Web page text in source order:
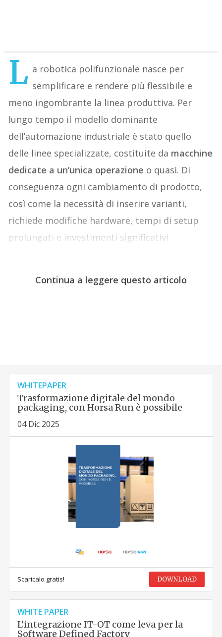
L a robotica polifunzionale nasce per
semplificare e rendere più flessibile e
meno ingombrante la linea produttiva. Per
lungo tempo il modello dominante
dell’automazione industriale è stato quello
delle linee specializzate, costituite da macchine
dedicate a un’unica operazione o quasi. Di
conseguenza ogni cambiamento di prodotto,
così come la necessità di inserire varianti,
richiede modifiche hardware, tempi di setup
prolungati e investimenti significativi.
Continua a leggere questo articolo
WHITEPAPER
Trasformazione digitale del mondo
packaging, con Horsa Run è possibile
04 Dic 2025
Scaricalo gratis! DOWNLOAD
WHITE PAPER
L’integrazione IT-OT come leva per la
Software Defined Factory